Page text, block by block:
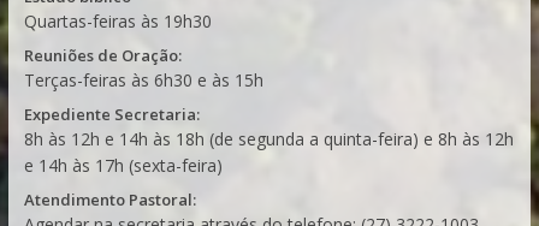
Quartas-feiras às 19h30
Reuniões de Oração:
Terças-feiras às 6h30 e às 15h
Expediente Secretaria:
8h às 12h e 14h às 18h (de segunda a quinta-feira) e 8h às 12h
e 14h às 17h (sexta-feira)
Atendimento Pastoral: